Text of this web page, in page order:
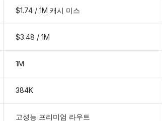
$1.74 / 1M 캐시 미스
$3.48 / 1M
1M
384K
고성능 프리미엄 라우트